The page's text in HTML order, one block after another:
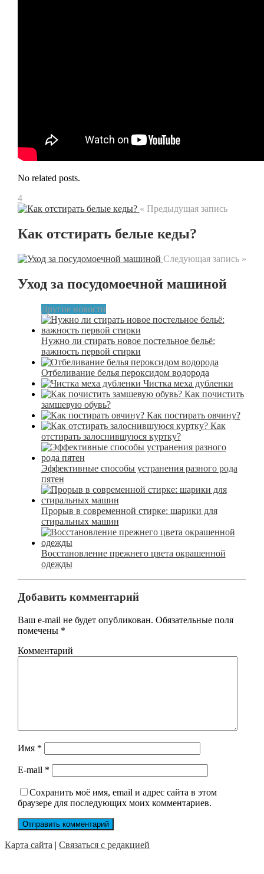
No related posts.
4
« Предыдущая запись
Как отстирать белые кеды?
Следующая запись »
Уход за посудомоечной машиной
Другие новости
Нужно ли стирать новое постельное бельё:
важность первой стирки
Отбеливание белья пероксидом водорода
Чистка меха дубленки
Как почистить
замшевую обувь?
Как постирать овчину?
Как
отстирать залоснившуюся куртку?
Эффективные способы устранения разного рода
пятен
Прорыв в современной стирке: шарики для
стиральных машин
Восстановление прежнего цвета окрашенной
одежды
Добавить комментарий
Ваш e-mail не будет опубликован. Обязательные поля
помечены *
Комментарий
Имя *
E-mail *
Сохранить моё имя, email и адрес сайта в этом
браузере для последующих моих комментариев.
Карта сайта | Связаться с редакцией